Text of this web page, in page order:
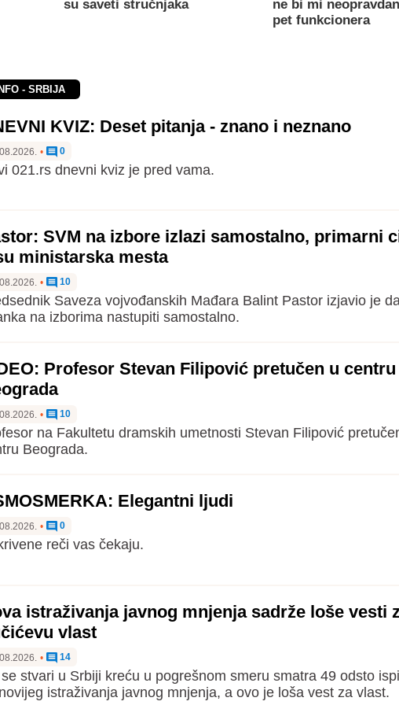
su saveti stručnjaka
ne bi mi
pet funkcionera
- SRBIJA
KVIZ: Deset pitanja - znano i neznano
• 0
021.rs dnevni kviz je pred vama.
SVM na izbore izlazi samostalno, primarni
ministarska mesta
• 10
Saveza vojvođanskih Mađara Balint Pastor izjavio je
na izborima nastupiti samostalno.
Profesor Stevan Filipović pretučen u centru
• 10
na Fakultetu dramskih umetnosti Stevan Filipović
Beograda.
Elegantni ljudi
• 0
reči vas čekaju.
istraživanja javnog mnjenja sadrže loše vesti
vlast
• 14
stvari u Srbiji kreću u pogrešnom smeru smatra 49 odsto
istraživanja javnog mnjenja, a ovo je loša vest za vlast.